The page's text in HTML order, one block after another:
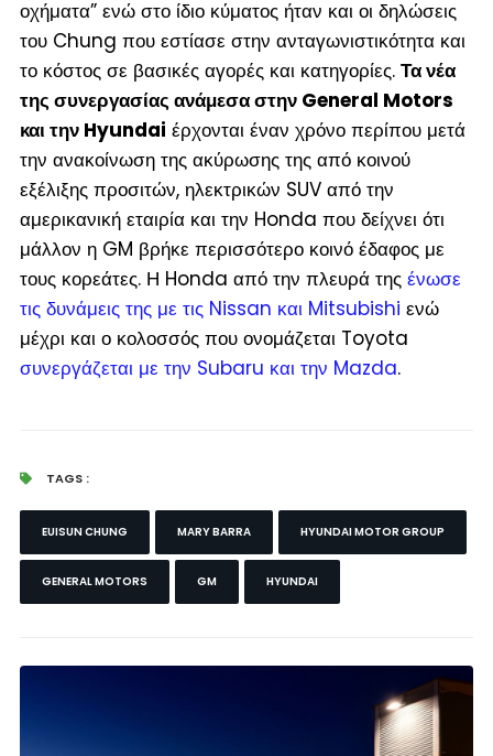
οχήματα” ενώ στο ίδιο κύματος ήταν και οι δηλώσεις
του Chung που εστίασε στην ανταγωνιστικότητα και
το κόστος σε βασικές αγορές και κατηγορίες. Τα νέα
της συνεργασίας ανάμεσα στην General Motors
και την Hyundai έρχονται έναν χρόνο περίπου μετά
την ανακοίνωση της ακύρωσης της από κοινού
εξέλιξης προσιτών, ηλεκτρικών SUV από την
αμερικανική εταιρία και την Honda που δείχνει ότι
μάλλον η GM βρήκε περισσότερο κοινό έδαφος με
τους κορεάτες. Η Honda από την πλευρά της ένωσε
τις δυνάμεις της με τις Nissan και Mitsubishi ενώ
μέχρι και ο κολοσσός που ονομάζεται Toyota
συνεργάζεται με την Subaru και την Mazda.
TAGS :
EUISUN CHUNG MARY BARRA HYUNDAI MOTOR GROUP
GENERAL MOTORS GM HYUNDAI